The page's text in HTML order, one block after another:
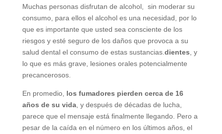
Muchas personas disfrutan de alcohol, sin moderar su
consumo, para ellos el alcohol es una necesidad, por lo
que es importante que usted sea consciente de los
riesgos y esté seguro de los daños que provoca a su
salud dental el consumo de estas sustancias.dientes, y
lo que es más grave, lesiones orales potencialmente
precancerosos.
En promedio, los fumadores pierden cerca de 16
años de su vida, y después de décadas de lucha,
parece que el mensaje está finalmente llegando. Pero a
pesar de la caída en el número en los últimos años, el